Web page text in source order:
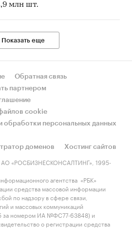
млн шт.
Показать еще
Обратная связь
партнером
cookie
обработки персональных данных
доменов
Хостинг сайтов
«РОСБИЗНЕСКОНСАЛТИНГ», 1995-
агентства «РБК»
средства массовой информации
по надзору в сфере связи,
и массовых коммуникаций
за номером ИА №ФС77-63848) и
о регистрации средства